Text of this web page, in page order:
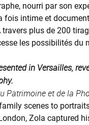
nourri par son
fois intime et
plus de 200
les possibilités du
in Versailles,
Patrimoine et de la
scenes to
Zola captured